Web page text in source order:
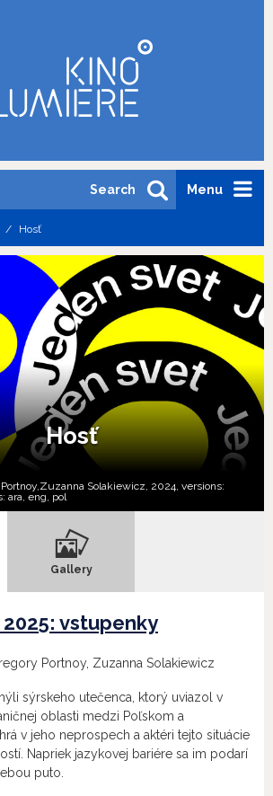
Menu
Search
Hosť
Hosť
Solakiewicz, 2024, versions:
ara eng pol
Gallery
vstupenky
Portnoy, Zuzanna Solakiewicz
sýrskeho utečenca, ktorý uviazol v
oblasti medzi Poľskom a
v jeho neprospech a aktéri tejto situácie
Napriek jazykovej bariére sa im podarí
puto.